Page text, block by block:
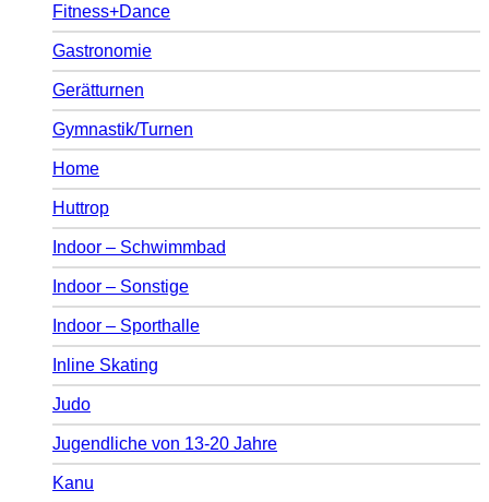
Fitness+Dance
Gastronomie
Gerätturnen
Gymnastik/Turnen
Home
Huttrop
Indoor – Schwimmbad
Indoor – Sonstige
Indoor – Sporthalle
Inline Skating
Judo
Jugendliche von 13-20 Jahre
Kanu